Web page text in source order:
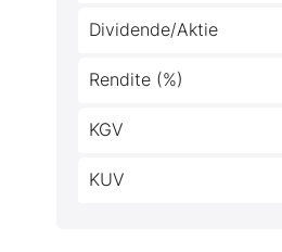
Dividende/Aktie
Rendite (%)
KGV
KUV